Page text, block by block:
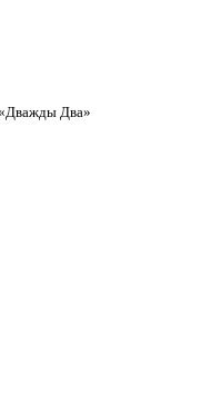
Два»